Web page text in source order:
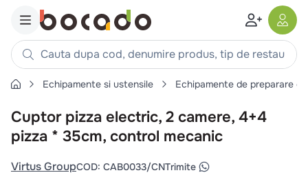
Cauta dupa cod, denumire produs, tip de restaurant,
Căutări populare
1. cartofi
2. piept pui
3. pui
Echipamente si ustensile Echipamente de preparare
Cuptor pizza electric, 2 camere, 4+4
pizza * 35cm, control mecanic
Virtus GroupCOD: CAB0033/CNTrimite